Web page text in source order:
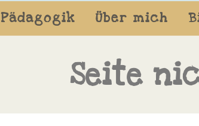
Pädagogik Über mich
Seite